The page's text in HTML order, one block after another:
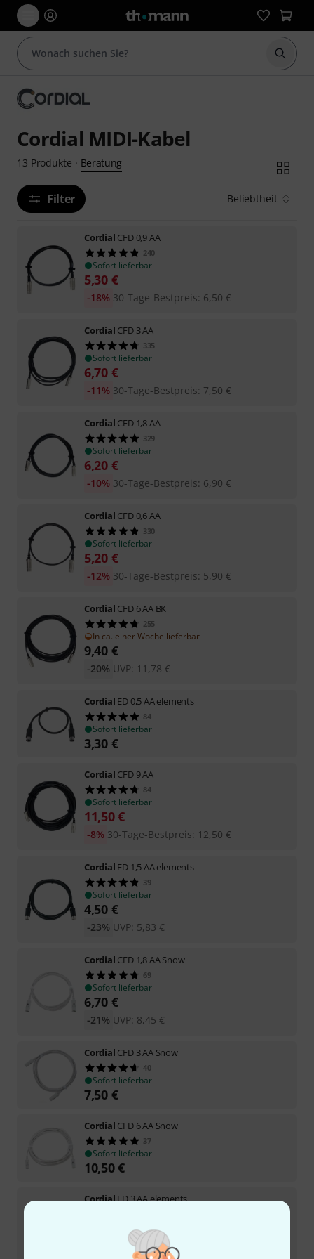
Suche
Cordial MIDI-Kabel
13 Produkte · Beratung
Filter Beliebtheit
Cordial CFD 0,9 AA
240
Sofort lieferbar
5,30 €
30-Tage-Bestpreis: 6,50 €
-18%
Cordial CFD 3 AA
335
Sofort lieferbar
6,70 €
30-Tage-Bestpreis: 7,50 €
-11%
Cordial CFD 1,8 AA
329
Sofort lieferbar
6,20 €
30-Tage-Bestpreis: 6,90 €
-10%
Cordial CFD 0,6 AA
330
Sofort lieferbar
5,20 €
30-Tage-Bestpreis: 5,90 €
-12%
Cordial CFD 6 AA BK
255
In ca. einer Woche lieferbar
9,40 €
UVP: 11,78 €
-20%
Cordial ED 0,5 AA elements
84
Sofort lieferbar
3,30 €
Cordial CFD 9 AA
84
Sofort lieferbar
11,50€
30-Tage-Bestpreis: 12,50 €
-8%
Cordial ED 1,5 AA elements
39
Sofort lieferbar
4,50 €
UVP: 5,83 €
-23%
Cordial CFD 1,8 AA Snow
69
Sofort lieferbar
6,70 €
UVP: 8,45 €
-21%
Cordial CFD 3 AA Snow
40
Sofort lieferbar
7,50 €
Cordial CFD 6 AA Snow
37
Sofort lieferbar
10,50€
CordialED 3 AA elements